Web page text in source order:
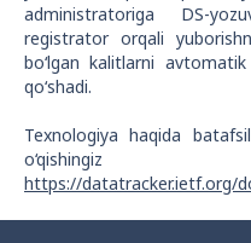
administratoriga DS-
registrator orqali
bo‘lgan kalitlarni
qo‘shadi.
Texnologiya haqida
https://datatracker.ietf.org/